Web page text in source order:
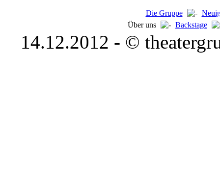
Die Gruppe
Über uns
Backstage
14.12.2012 - ©